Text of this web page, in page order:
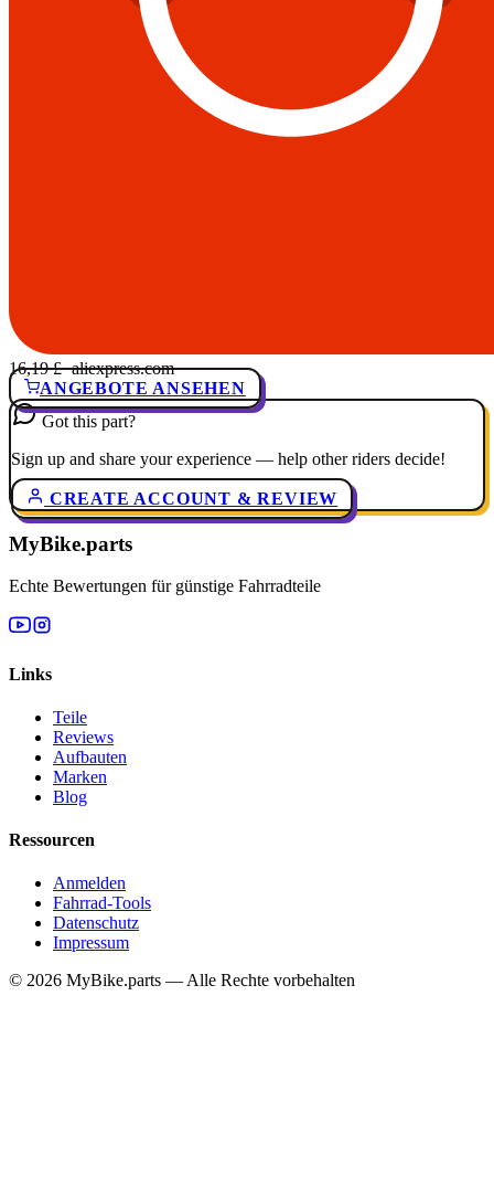
16,19 £· aliexpress.com
ANGEBOTE ANSEHEN
Got this part?
Sign up and share your experience — help other riders decide!
CREATE ACCOUNT & REVIEW
MyBike.parts
Echte Bewertungen für günstige Fahrradteile
Links
Teile
Reviews
Aufbauten
Marken
Blog
Ressourcen
Anmelden
Fahrrad-Tools
Datenschutz
Impressum
© 2026 MyBike.parts — Alle Rechte vorbehalten